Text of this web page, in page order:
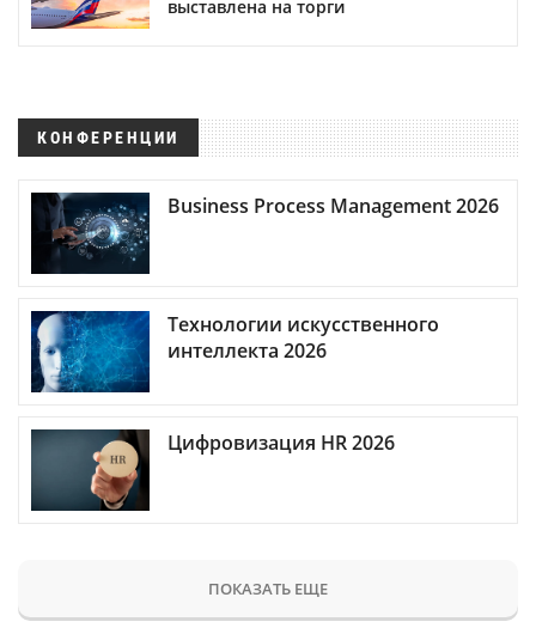
выставлена на торги
КОНФЕРЕНЦИИ
Business Process Management 2026
Технологии искусственного
интеллекта 2026
Цифровизация HR 2026
ПОКАЗАТЬ ЕЩЕ